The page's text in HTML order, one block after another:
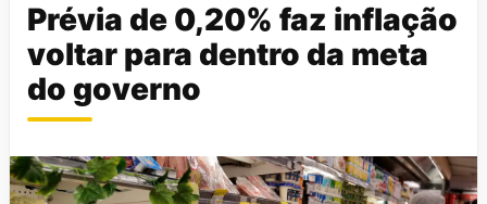
Prévia de 0,20% faz inflação
voltar para dentro da meta
do governo